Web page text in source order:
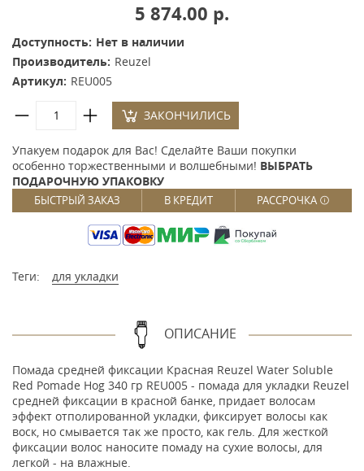
5 874.00 р.
Доступность: Нет в наличии
Производитель: Reuzel
Артикул: REU005
ЗАКОНЧИЛИСЬ
Упакуем подарок для Вас! Сделайте Ваши покупки
особенно торжественными и волшебными! ВЫБРАТЬ
ПОДАРОЧНУЮ УПАКОВКУ
БЫСТРЫЙ ЗАКАЗ В КРЕДИТ РАССРОЧКА
Теги: для укладки
ОПИСАНИЕ
Помада средней фиксации Красная Reuzel Water Soluble
Red Pomade Hog 340 гр REU005 - помада для укладки Reuzel
средней фиксации в красной банке, придает волосам
эффект отполированной укладки, фиксирует волосы как
воск, но смывается так же просто, как гель. Для жесткой
фиксации волос наносите помаду на сухие волосы, для
легкой - на влажные.